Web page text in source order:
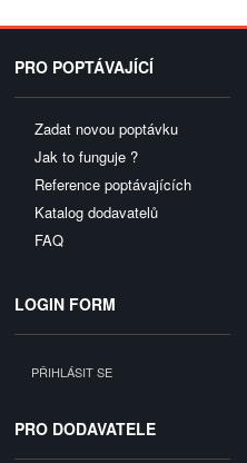
PRO POPTÁVAJÍCÍ
Zadat novou poptávku
Jak to funguje ?
Reference poptávajících
Katalog dodavatelů
FAQ
LOGIN FORM
PŘIHLÁSIT SE
PRO DODAVATELE